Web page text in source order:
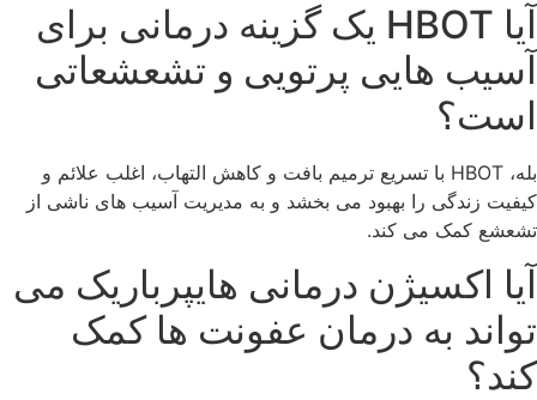
آیا HBOT یک گزینه درمانی برای
آسیب هایی پرتویی و تشعشعاتی
است؟
بله، HBOT با تسریع ترمیم بافت و کاهش التهاب، اغلب علائم و
کیفیت زندگی را بهبود می بخشد و به مدیریت آسیب های ناشی از
تشعشع کمک می کند.
آیا اکسیژن درمانی هایپرباریک می
تواند به درمان عفونت ها کمک
کند؟